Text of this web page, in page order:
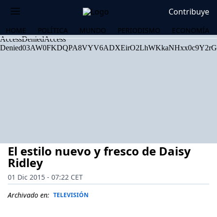
Contribuye
HOME POLÍTICA MUNDO PERIODISMO ECONOMÍA
El estilo nuevo y fresco de Daisy
Ridley
01 Dic 2015 - 07:22 CET
Archivado en: TELEVISIÓN